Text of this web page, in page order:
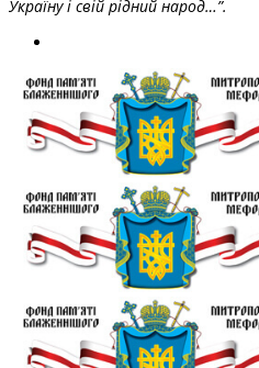
Україну і свій рідний народ…”.